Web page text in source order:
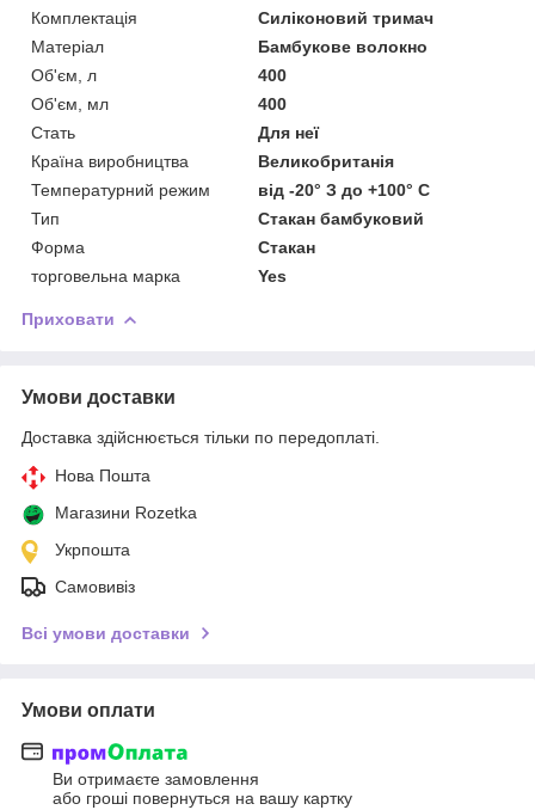
Комплектація
Силіконовий тримач
Матеріал
Бамбукове волокно
Об'єм, л
400
Об'єм, мл
400
Стать
Для неї
Країна виробництва
Великобританія
Температурний режим
від -20° З до +100° С
Тип
Стакан бамбуковий
Форма
Стакан
торговельна марка
Yes
Приховати
Умови доставки
Доставка здійснюється тільки по передоплаті.
Нова Пошта
Магазини Rozetka
Укрпошта
Самовивіз
Всі умови доставки
Умови оплати
Ви отримаєте замовлення
або гроші повернуться на вашу картку